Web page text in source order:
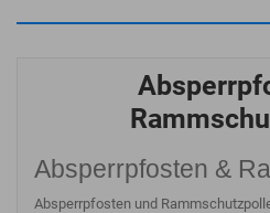
Absperrpfosten &
Absperrpfosten und